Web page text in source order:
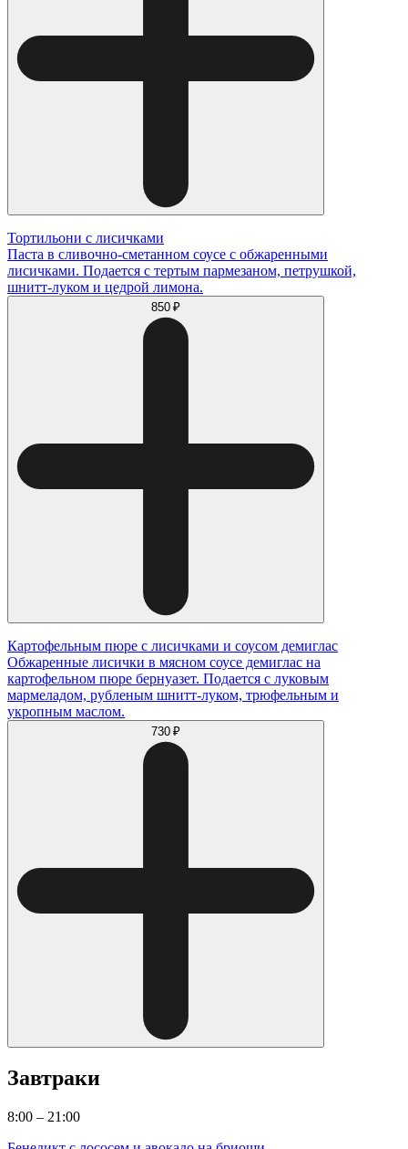
Тортильони с лисичками
Паста в сливочно-сметанном соусе с обжаренными
лисичками. Подается с тертым пармезаном, петрушкой,
шнитт-луком и цедрой лимона.
850 ₽
Картофельным пюре с лисичками и соусом демиглас
Обжаренные лисички в мясном соусе демиглас на
картофельном пюре бернуазет. Подается с луковым
мармеладом, рубленым шнитт-луком, трюфельным и
укропным маслом.
730 ₽
Завтраки
8:00 – 21:00